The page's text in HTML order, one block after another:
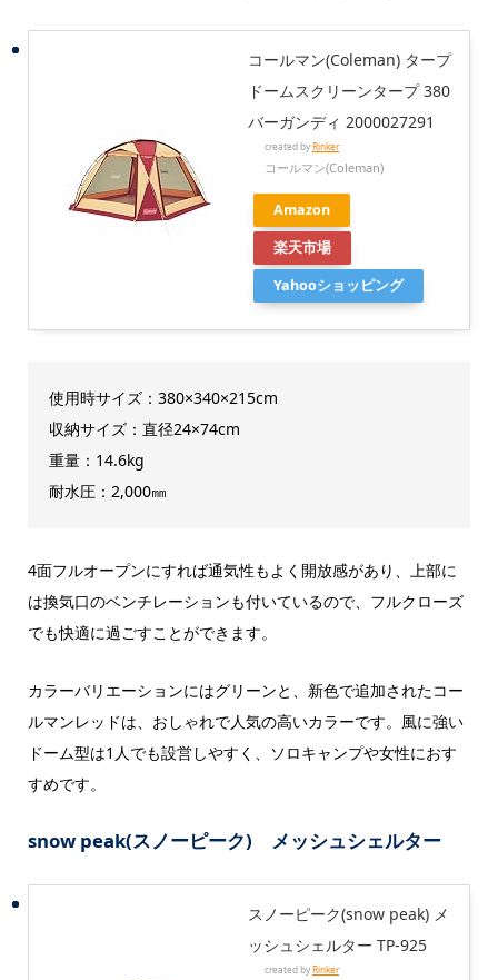
コールマン(Coleman) タープ
ドームスクリーンタープ 380
バーガンディ 2000027291
created byRinker
コールマン(Coleman)
Amazon
楽天市場
Yahooショッピング
使用時サイズ：380×340×215cm
収納サイズ：直径24×74cm
重量：14.6kg
耐水圧：2,000㎜
4面フルオープンにすれば通気性もよく開放感があり、上部に
は換気口のベンチレーションも付いているので、フルクローズ
でも快適に過ごすことができます。
カラーバリエーションにはグリーンと、新色で追加されたコー
ルマンレッドは、おしゃれで人気の高いカラーです。風に強い
ドーム型は1人でも設営しやすく、ソロキャンプや女性におす
すめです。
snow peak(スノーピーク) メッシュシェルター
スノーピーク(snow peak) メ
ッシュシェルター TP-925
created byRinker